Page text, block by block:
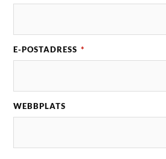
E-POSTADRESS *
WEBBPLATS